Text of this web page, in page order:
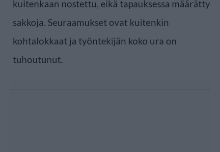
kuitenkaan nostettu, eikä tapauksessa määrätty
sakkoja. Seuraamukset ovat kuitenkin
kohtalokkaat ja työntekijän koko ura on
tuhoutunut.